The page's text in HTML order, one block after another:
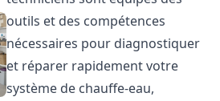
outils et des compétences
nécessaires pour diagnostiquer
et réparer rapidement votre
système de chauffe-eau,